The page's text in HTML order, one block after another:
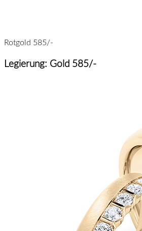
Rotgold 585/-
Legierung: Gold 585/-